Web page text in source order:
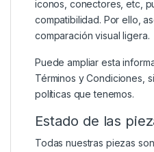
iconos, conectores, etc,
compatibilidad. Por ello,
comparación visual ligera.
Puede ampliar esta
Términos y Condiciones ,
políticas que tenemos.
Estado de las
Todas nuestras piezas